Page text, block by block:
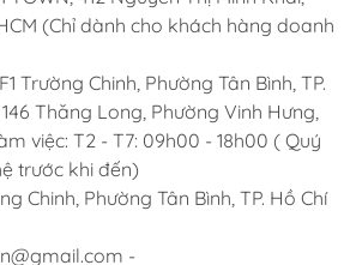
(Chỉ dành cho khách hàng doanh
Trường Chinh, Phường Tân Bình, TP.
Thăng Long, Phường Vinh Hưng,
việc: T2 - T7: 09h00 - 18h00 ( Quý
trước khi đến)
Chinh, Phường Tân Bình, TP. Hồ Chí
-